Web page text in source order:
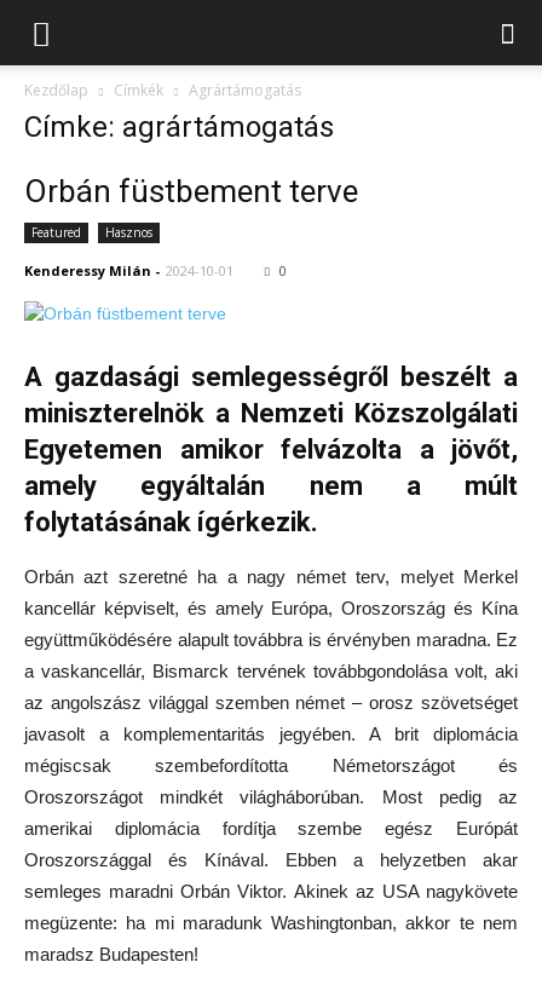
Kezdőlap Címkék Agrártámogatás
Címke: agrártámogatás
Orbán füstbement terve
Featured Hasznos
Kenderessy Milán - 2024-10-01 0
A gazdasági semlegességről beszélt a
miniszterelnök a Nemzeti Közszolgálati
Egyetemen amikor felvázolta a jövőt,
amely egyáltalán nem a múlt
folytatásának ígérkezik.
Orbán azt szeretné ha a nagy német terv, melyet Merkel
kancellár képviselt, és amely Európa, Oroszország és Kína
együttműködésére alapult továbbra is érvényben maradna. Ez
a vaskancellár, Bismarck tervének továbbgondolása volt, aki
az angolszász világgal szemben német – orosz szövetséget
javasolt a komplementaritás jegyében. A brit diplomácia
mégiscsak szembefordította Németországot és
Oroszországot mindkét világháborúban. Most pedig az
amerikai diplomácia fordítja szembe egész Európát
Oroszországgal és Kínával. Ebben a helyzetben akar
semleges maradni Orbán Viktor. Akinek az USA nagykövete
megüzente: ha mi maradunk Washingtonban, akkor te nem
maradsz Budapesten!